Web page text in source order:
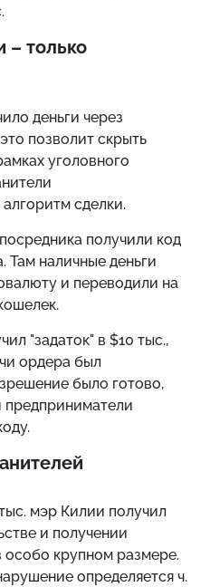
– только
деньги через
позволит скрыть
уголовного
сделки.
получили код
Там наличные деньги
и переводили на
"задаток" в $10 тыс.,
ордера был
было готово,
предприниматели
мэр Килии получил
и получении
крупном размере.
определяется ч.